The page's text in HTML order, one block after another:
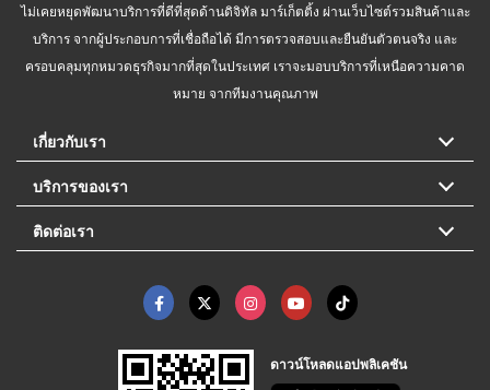
ไม่เคยหยุดพัฒนาบริการที่ดีที่สุดด้านดิจิทัล มาร์เก็ตติ้ง ผ่านเว็บไซต์รวมสินค้าและ
บริการ จากผู้ประกอบการที่เชื่อถือได้ มีการตรวจสอบและยืนยันตัวตนจริง และ
ครอบคลุมทุกหมวดธุรกิจมากที่สุดในประเทศ เราจะมอบบริการที่เหนือความคาด
หมาย จากทีมงานคุณภาพ
เกี่ยวกับเรา
บริการของเรา
ติดต่อเรา
ดาวน์โหลดแอปพลิเคชัน